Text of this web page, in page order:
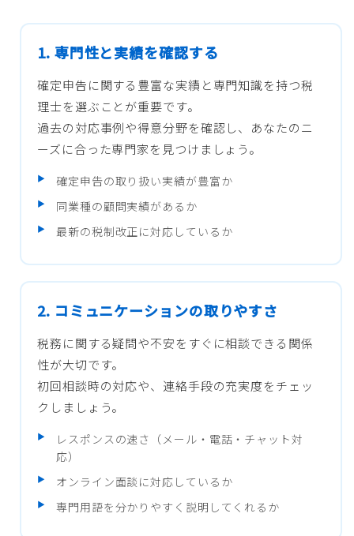
1. 専門性と実績を確認する
確定申告に関する豊富な実績と専門知識を持つ税
理士を選ぶことが重要です。
過去の対応事例や得意分野を確認し、あなたのニ
ーズに合った専門家を見つけましょう。
確定申告の取り扱い実績が豊富か
同業種の顧問実績があるか
最新の税制改正に対応しているか
2. コミュニケーションの取りやすさ
税務に関する疑問や不安をすぐに相談できる関係
性が大切です。
初回相談時の対応や、連絡手段の充実度をチェッ
クしましょう。
レスポンスの速さ（メール・電話・チャット対
応）
オンライン面談に対応しているか
専門用語を分かりやすく説明してくれるか